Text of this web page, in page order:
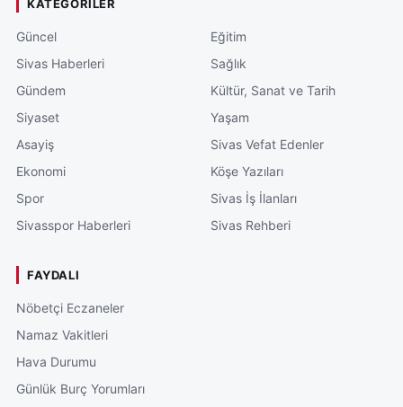
KATEGORILER
Güncel
Sivas Haberleri
Gündem
Siyaset
Asayiş
Ekonomi
Spor
Sivasspor Haberleri
Eğitim
Sağlık
Kültür, Sanat ve Tarih
Yaşam
Sivas Vefat Edenler
Köşe Yazıları
Sivas İş İlanları
Sivas Rehberi
FAYDALI
Nöbetçi Eczaneler
Namaz Vakitleri
Hava Durumu
Günlük Burç Yorumları